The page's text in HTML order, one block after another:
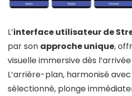
L’interface utilisateur de
par son approche unique,
visuelle immersive dès
L’arrière-plan, harmonisé
sélectionné, plonge